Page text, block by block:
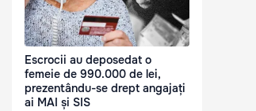
Escrocii au deposedat o
femeie de 990.000 de lei,
prezentându-se drept angajați
ai MAI și SIS